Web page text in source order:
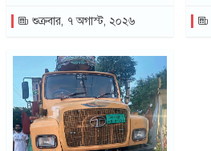
শুক্রবার, ৭ অগাস্ট, ২০২৬